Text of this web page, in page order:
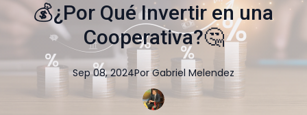
💰¿Por Qué Invertir en una
Cooperativa?🤔
Sep 08, 2024Por Gabriel Melendez